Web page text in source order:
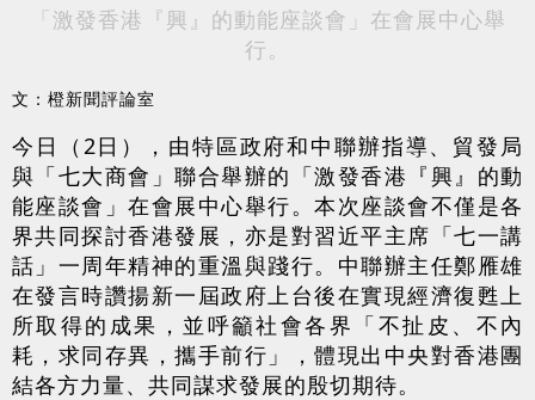
「激發香港『興』的動能座談會」在會展中心舉
行。
文：橙新聞評論室
今日（2日），由特區政府和中聯辦指導、貿發局
與「七大商會」聯合舉辦的「激發香港『興』的動
能座談會」在會展中心舉行。本次座談會不僅是各
界共同探討香港發展，亦是對習近平主席「七一講
話」一周年精神的重溫與踐行。中聯辦主任鄭雁雄
在發言時讚揚新一屆政府上台後在實現經濟復甦上
所取得的成果，並呼籲社會各界「不扯皮、不內
耗，求同存異，攜手前行」，體現出中央對香港團
結各方力量、共同謀求發展的殷切期待。